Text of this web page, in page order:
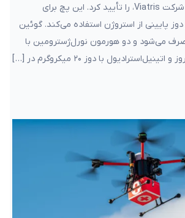
(Gwyn Lo)، محصول شرکت Viatris، را تأیید کرد. این پچ برای
دوز پایینی از استروژن استفاده می‌کند. گوئین
می‌شود و دو هورمون نورل‌ژسترومین با